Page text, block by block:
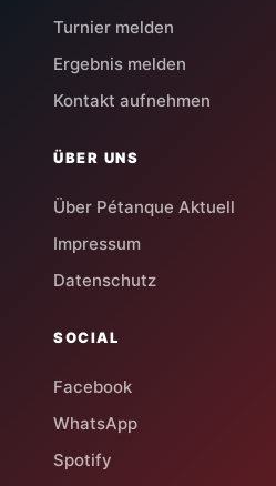
Turnier melden
Ergebnis melden
Kontakt aufnehmen
ÜBER UNS
Über Pétanque Aktuell
Impressum
Datenschutz
SOCIAL
Facebook
WhatsApp
Spotify